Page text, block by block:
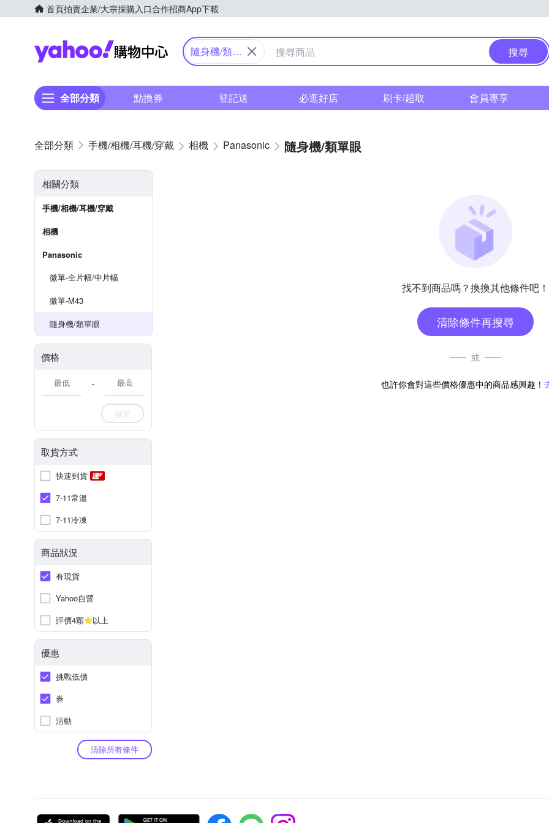
首頁拍賣企業/大宗採購入口合作招商App下載
Yahoo購物中心
隨身機/類單
搜尋
全部分類 點換券 登記送 必逛好店 刷卡/超取 會員專享
手機/相機/耳機/穿戴 相機 Panasonic 隨身機/類單眼
相關分類
手機/相機/耳機/穿戴
相機
Panasonic
微單-全片幅/中片幅
微單-M43
隨身機/類單眼
價格
-
確定
取貨方式
快速到貨
7-11常溫
7-11冷凍
商品狀況
有現貨
Yahoo自營
評價4顆
以上
優惠
挑戰低價
券
活動
清除所有條件
找不到商品嗎？換換其他條件吧！
清除條件再搜尋
或
也許你會對這些價格優惠中的商品感興趣！